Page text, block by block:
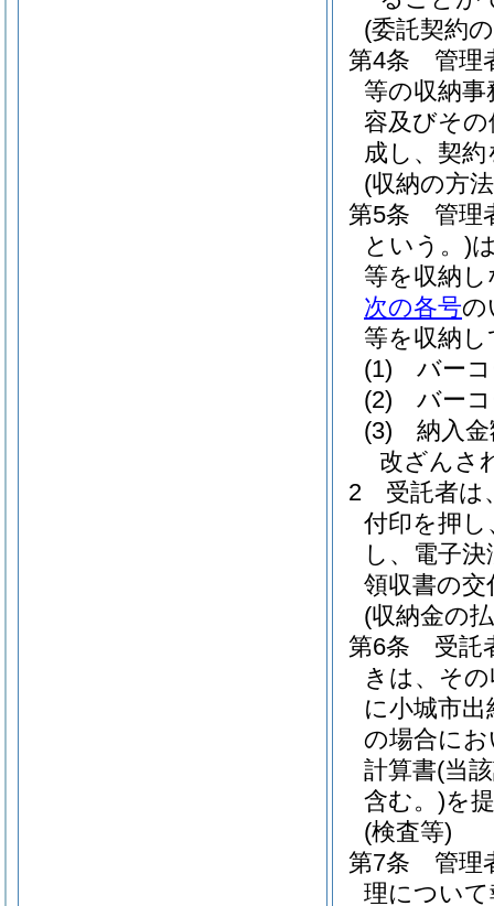
(委託契約
第4条
管理
等の収納
容及びそ
成し、契
(収納の方
第5条
管理
という。)
等を収納
次の各号の
等を収納
(1)
バー
(2)
バー
(3)
納入
改ざんさ
2
受託者は
付印を押
し、電子
領収書の
(収納金の
第6条
受託
きは、そ
に小城市
の場合に
計算書(当
含む。)を
(検査等)
第7条
管理
理につい